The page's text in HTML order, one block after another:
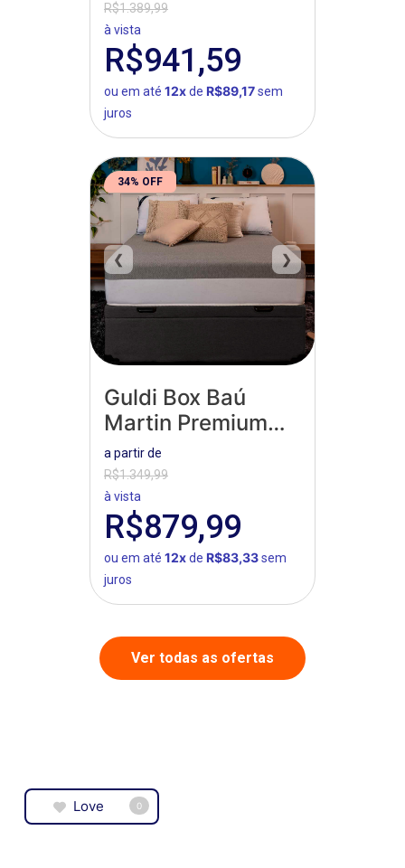
R$1.389,99
à vista
R$941,59
ou em até 12xde R$89,17sem
juros
34% OFF
❮ ❯
Guldi Box Baú
Martin Premium
Suede
a partir de
R$1.349,99
à vista
R$879,99
ou em até 12xde R$83,33sem
juros
Ver todas as ofertas
Love 0